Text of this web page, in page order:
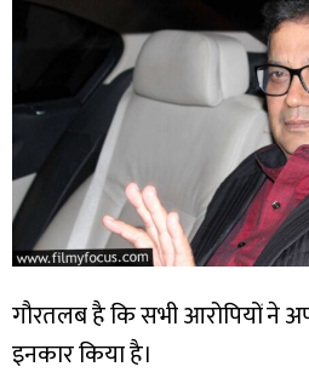
गौरतलब है कि सभी आरोपियों ने
इनकार किया है।